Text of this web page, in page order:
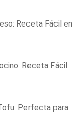
Receta Fácil en
Receta Fácil
Perfecta para